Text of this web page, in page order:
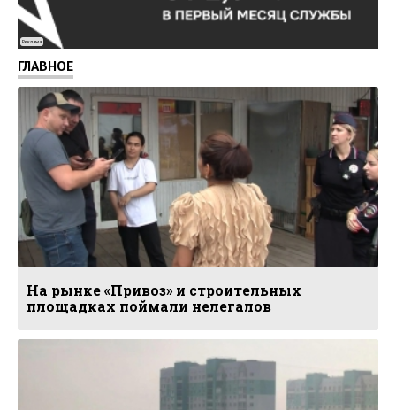
Реклама
ГЛАВНОЕ
На рынке «Привоз» и строительных
площадках поймали нелегалов